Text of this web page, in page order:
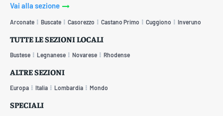
Vai alla sezione
Arconate Buscate Casorezzo Castano Primo Cuggiono Inveruno
TUTTE LE SEZIONI LOCALI
Bustese Legnanese Novarese Rhodense
ALTRE SEZIONI
Europa Italia Lombardia Mondo
SPECIALI